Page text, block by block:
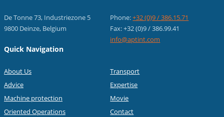
De Tonne 73, Industriezone 5
9800 Deinze, Belgium
Phone:+32 (0)9 / 386.15.71
Fax: +32 (0)9 / 386.99.41
info@aptint.com
Quick Navigation
About Us
Advice
Machine protection
Oriented Operations
Transport
Expertise
Movie
Contact